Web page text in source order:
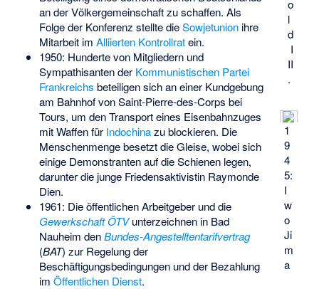
o
l
d
I
II
.
1
9
4
5:
I
w
o
Ji
m
a
an der Völkergemeinschaft zu schaffen. Als
Folge der Konferenz stellte dieSowjetunionihre
Mitarbeit im Alliierten Kontrollratein.
1950: Hunderte von Mitgliedern und
Sympathisanten der Kommunistischen Partei
Frankreichs beteiligen sich an einer Kundgebung
am Bahnhof von Saint-Pierre-des-Corps bei
Tours, um den Transport eines Eisenbahnzuges
mit Waffen für Indochinazu blockieren. Die
Menschenmenge besetzt die Gleise, wobei sich
einige Demonstranten auf die Schienen legen,
darunter die junge Friedensaktivistin Raymonde
Dien.
1961: Die öffentlichen Arbeitgeber und die
Gewerkschaft ÖTVunterzeichnen in Bad
Nauheim denBundes-Angestelltentarifvertrag
(BAT) zur Regelung der
Beschäftigungsbedingungen und der Bezahlung
im Öffentlichen Dienst.